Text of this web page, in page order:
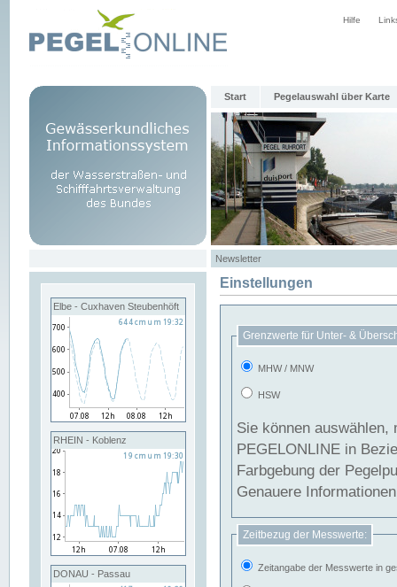
Hilfe
Start Pegelauswahl über Karte
Newsletter
Elbe - Cuxhaven Steubenhöft
RHEIN - Koblenz
DONAU - Passau
Einstellungen
Grenzwerte für Unter- &
MHW / MNW
HSW
Sie können
PEGELONLINE in Beziehung
Farbgebung der
Genauere
Zeitbezug der Messwerte:
Zeitangabe der Messwerte in